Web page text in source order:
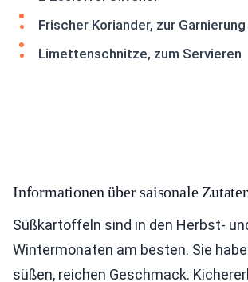
Frischer Koriander, zur Garnierung
Limettenschnitze, zum Servieren
Informationen über saisonale
Süßkartoffeln sind in den Herbst-
Wintermonaten am besten. Sie
süßen, reichen Geschmack.